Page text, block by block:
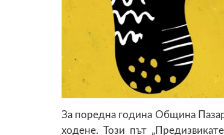
За поредна година Община
ходене. Този път